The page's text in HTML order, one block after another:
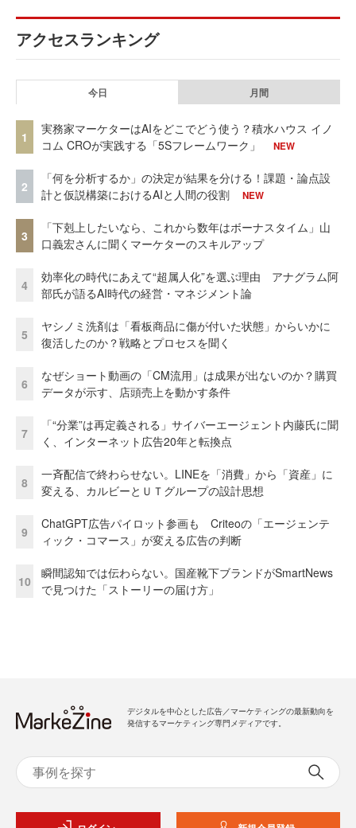
アクセスランキング
今日 月間
1
実務家マーケターはAIをどこでどう使う？積水ハウス イノ
コム CROが実践する「5Sフレームワーク」
NEW
2
「何を分析するか」の決定が結果を分ける！課題・論点設
計と仮説構築におけるAIと人間の役割
NEW
3
「下剋上したいなら、これから数年はボーナスタイム」山
口義宏さんに聞くマーケターのスキルアップ
4
効率化の時代にあえて“超属人化”を選ぶ理由 アナグラム阿
部氏が語るAI時代の経営・マネジメント論
5
ヤシノミ洗剤は「看板商品に傷が付いた状態」からいかに
復活したのか？戦略とプロセスを聞く
6
なぜショート動画の「CM流用」は成果が出ないのか？購買
データが示す、店頭売上を動かす条件
7
「“分業”は再定義される」サイバーエージェント内藤氏に聞
く、インターネット広告20年と転換点
8
一斉配信で終わらせない。LINEを「消費」から「資産」に
変える、カルビーとＵＴグループの設計思想
9
ChatGPT広告パイロット参画も Criteoの「エージェンテ
ィック・コマース」が変える広告の判断
10
瞬間認知では伝わらない。国産靴下ブランドがSmartNews
で見つけた「ストーリーの届け方」
デジタルを中心とした広告／マーケティングの最新動向を
発信するマーケティング専門メディアです。